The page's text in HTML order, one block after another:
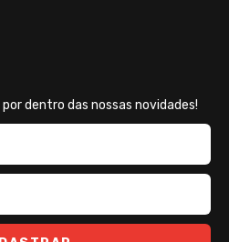
dentro das nossas novidades!